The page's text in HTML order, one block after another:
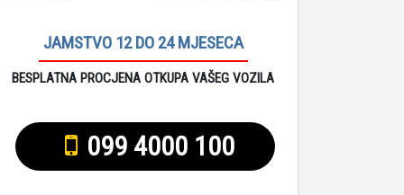
JAMSTVO 12 DO 24 MJESECA
BESPLATNA PROCJENA OTKUPA VAŠEG VOZILA
099 4000 100